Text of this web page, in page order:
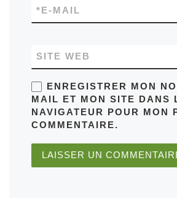
E-MAIL
*
SITE WEB
ENREGISTRER MON
MAIL ET MON SITE DANS
NAVIGATEUR POUR MON
COMMENTAIRE.